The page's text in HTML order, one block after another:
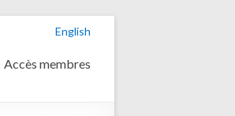
English
Accès membres